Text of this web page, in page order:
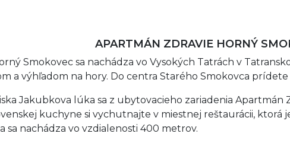
APARTMÁN ZDRAVIE HORNÝ
Smokovec sa nachádza vo Vysokých Tatrách v
a výhľadom na hory. Do centra Starého Smokovca prídete
Jakubkova lúka sa z ubytovacieho zariadenia
kuchyne si vychutnajte v miestnej reštaurácii, ktorá
sa nachádza vo vzdialenosti 400 metrov.